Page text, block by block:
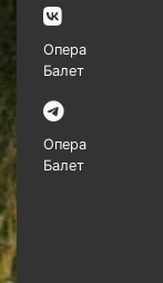
Опера
Балет
Опера
Балет